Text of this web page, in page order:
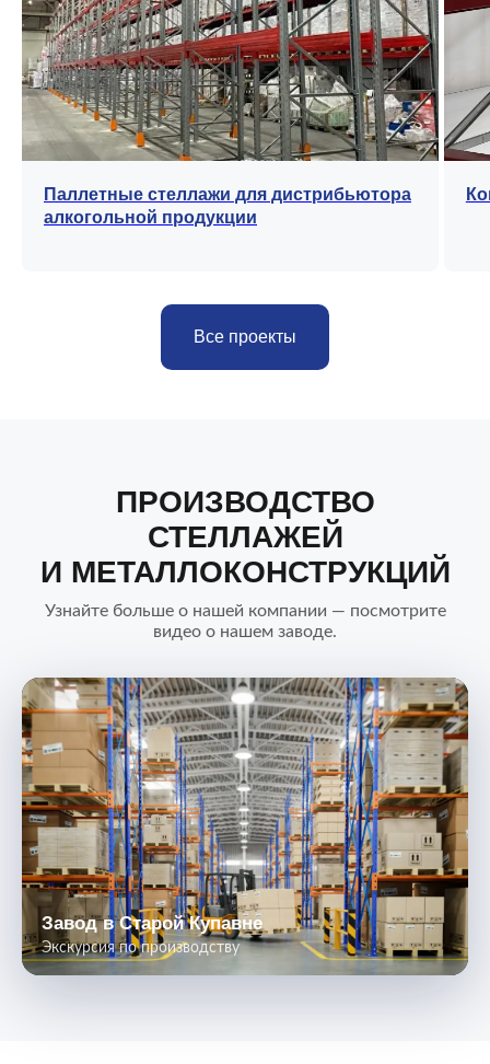
Паллетные стеллажи для дистрибьютора
алкогольной продукции
Все проекты
ПРОИЗВОДСТВО
СТЕЛЛАЖЕЙ
И МЕТАЛЛОКОНСТРУКЦИЙ
Узнайте больше о нашей компании — посмотрите
видео о нашем заводе.
Завод в Старой Купавне
Экскурсия по производству